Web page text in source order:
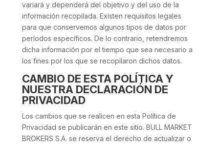
variará y dependerá del objetivo y del uso de la
información recopilada. Existen requisitos legales
para que conservemos algunos tipos de datos por
períodos específicos. De lo contrario, retendremos
dicha información por el tiempo que sea necesario a
los fines por los que se recopilaron dichos datos.
CAMBIO DE ESTA POLÍTICA Y
NUESTRA DECLARACIÓN DE
PRIVACIDAD
Los cambios que se realicen en esta Política de
Privacidad se publicarán en este sitio. BULL MARKET
BROKERS S.A. se reserva el derecho de actualizar o